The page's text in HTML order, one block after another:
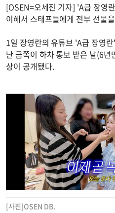
[OSEN=오세진 기자] 'A급 장영
이해서 스태프들에게 전부 선물
1일 장영란의 유튜브 'A급 장영
난 금쪽이 하차 통보 받은 날(6년
상이 공개됐다.
[사진]OSEN DB.